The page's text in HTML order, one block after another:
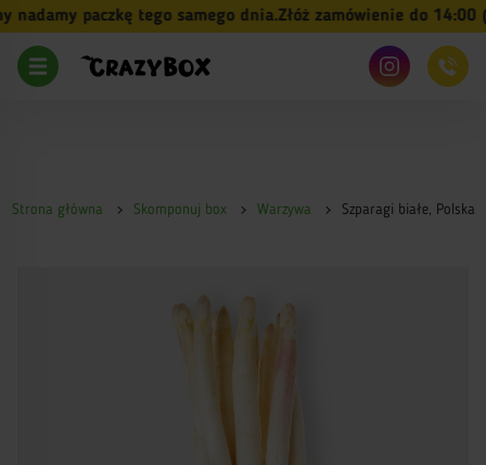
paczkę tego samego dnia.Złóż zamówienie do 14:00
Strona główna Skomponuj box Warzywa Szparagi białe, Polska